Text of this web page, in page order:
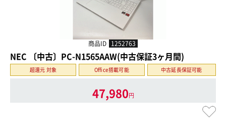
商品ID 1252763
NEC 〔中古〕PC-N1565AAW(中古保証3ヶ月間)
超還元 対象 Office搭載可能 中古延長保証可能
47,980円